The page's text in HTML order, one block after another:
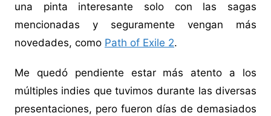
una pinta interesante solo con las sagas
mencionadas y seguramente vengan más
novedades, como Path of Exile 2.
Me quedó pendiente estar más atento a los
múltiples indies que tuvimos durante las diversas
presentaciones, pero fueron días de demasiados